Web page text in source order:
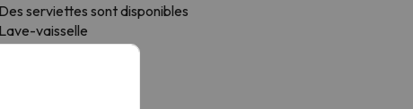
Des serviettes sont disponibles
Lave-vaisselle